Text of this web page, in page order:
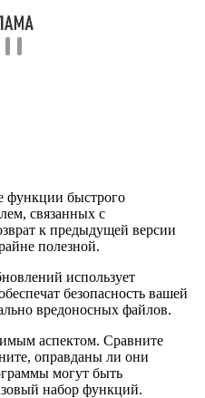
функции быстрого
связанных с
к предыдущей версии
полезной.
использует
безопасность вашей
вредоносных файлов.
аспектом. Сравните
оправданы ли они
могут быть
набор функций.